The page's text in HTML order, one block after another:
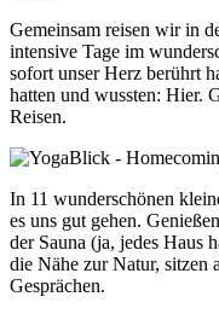
Gemeinsam reisen wir in
intensive Tage im
sofort unser Herz berührt
hatten und wussten: Hier.
Reisen.
In 11 wunderschönen
es uns gut gehen.
der Sauna (ja, jedes Haus
die Nähe zur Natur, sitzen
Gesprächen.